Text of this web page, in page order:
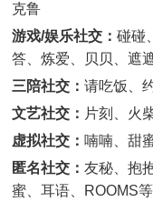
克鲁
游戏/娱乐社交： 碰碰
答、炼爱、贝贝、遮
三陪社交： 请吃饭、
文艺社交： 片刻、火
虚拟社交： 喃喃、甜
匿名社交： 友秘、抱
蜜、耳语、ROOMS等